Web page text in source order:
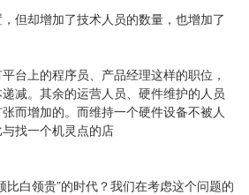
但却增加了技术人员的数量，也增加了
台上的程序员、产品经理这样的职位，
减。其余的运营人员、硬件维护的人员
而增加的。而维持一个硬件设备不被人
找一个机灵点的店
比白领贵”的时代？我们在考虑这个问题的